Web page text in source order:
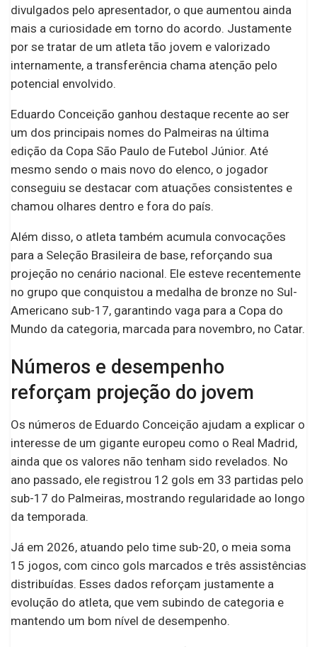
divulgados pelo apresentador, o que aumentou ainda
mais a curiosidade em torno do acordo. Justamente
por se tratar de um atleta tão jovem e valorizado
internamente, a transferência chama atenção pelo
potencial envolvido.
Eduardo Conceição ganhou destaque recente ao ser
um dos principais nomes do Palmeiras na última
edição da Copa São Paulo de Futebol Júnior. Até
mesmo sendo o mais novo do elenco, o jogador
conseguiu se destacar com atuações consistentes e
chamou olhares dentro e fora do país.
Além disso, o atleta também acumula convocações
para a Seleção Brasileira de base, reforçando sua
projeção no cenário nacional. Ele esteve recentemente
no grupo que conquistou a medalha de bronze no Sul-
Americano sub-17, garantindo vaga para a Copa do
Mundo da categoria, marcada para novembro, no Catar.
Números e desempenho
reforçam projeção do jovem
Os números de Eduardo Conceição ajudam a explicar o
interesse de um gigante europeu como o Real Madrid,
ainda que os valores não tenham sido revelados. No
ano passado, ele registrou 12 gols em 33 partidas pelo
sub-17 do Palmeiras, mostrando regularidade ao longo
da temporada.
Já em 2026, atuando pelo time sub-20, o meia soma
15 jogos, com cinco gols marcados e três assistências
distribuídas. Esses dados reforçam justamente a
evolução do atleta, que vem subindo de categoria e
mantendo um bom nível de desempenho.